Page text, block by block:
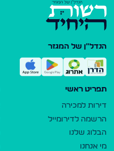
הנדל"ן של המגזר
תפריט ראשי
דירות למכירה
הרשמה לדירומייל
הבלוג שלנו
מי אנחנו